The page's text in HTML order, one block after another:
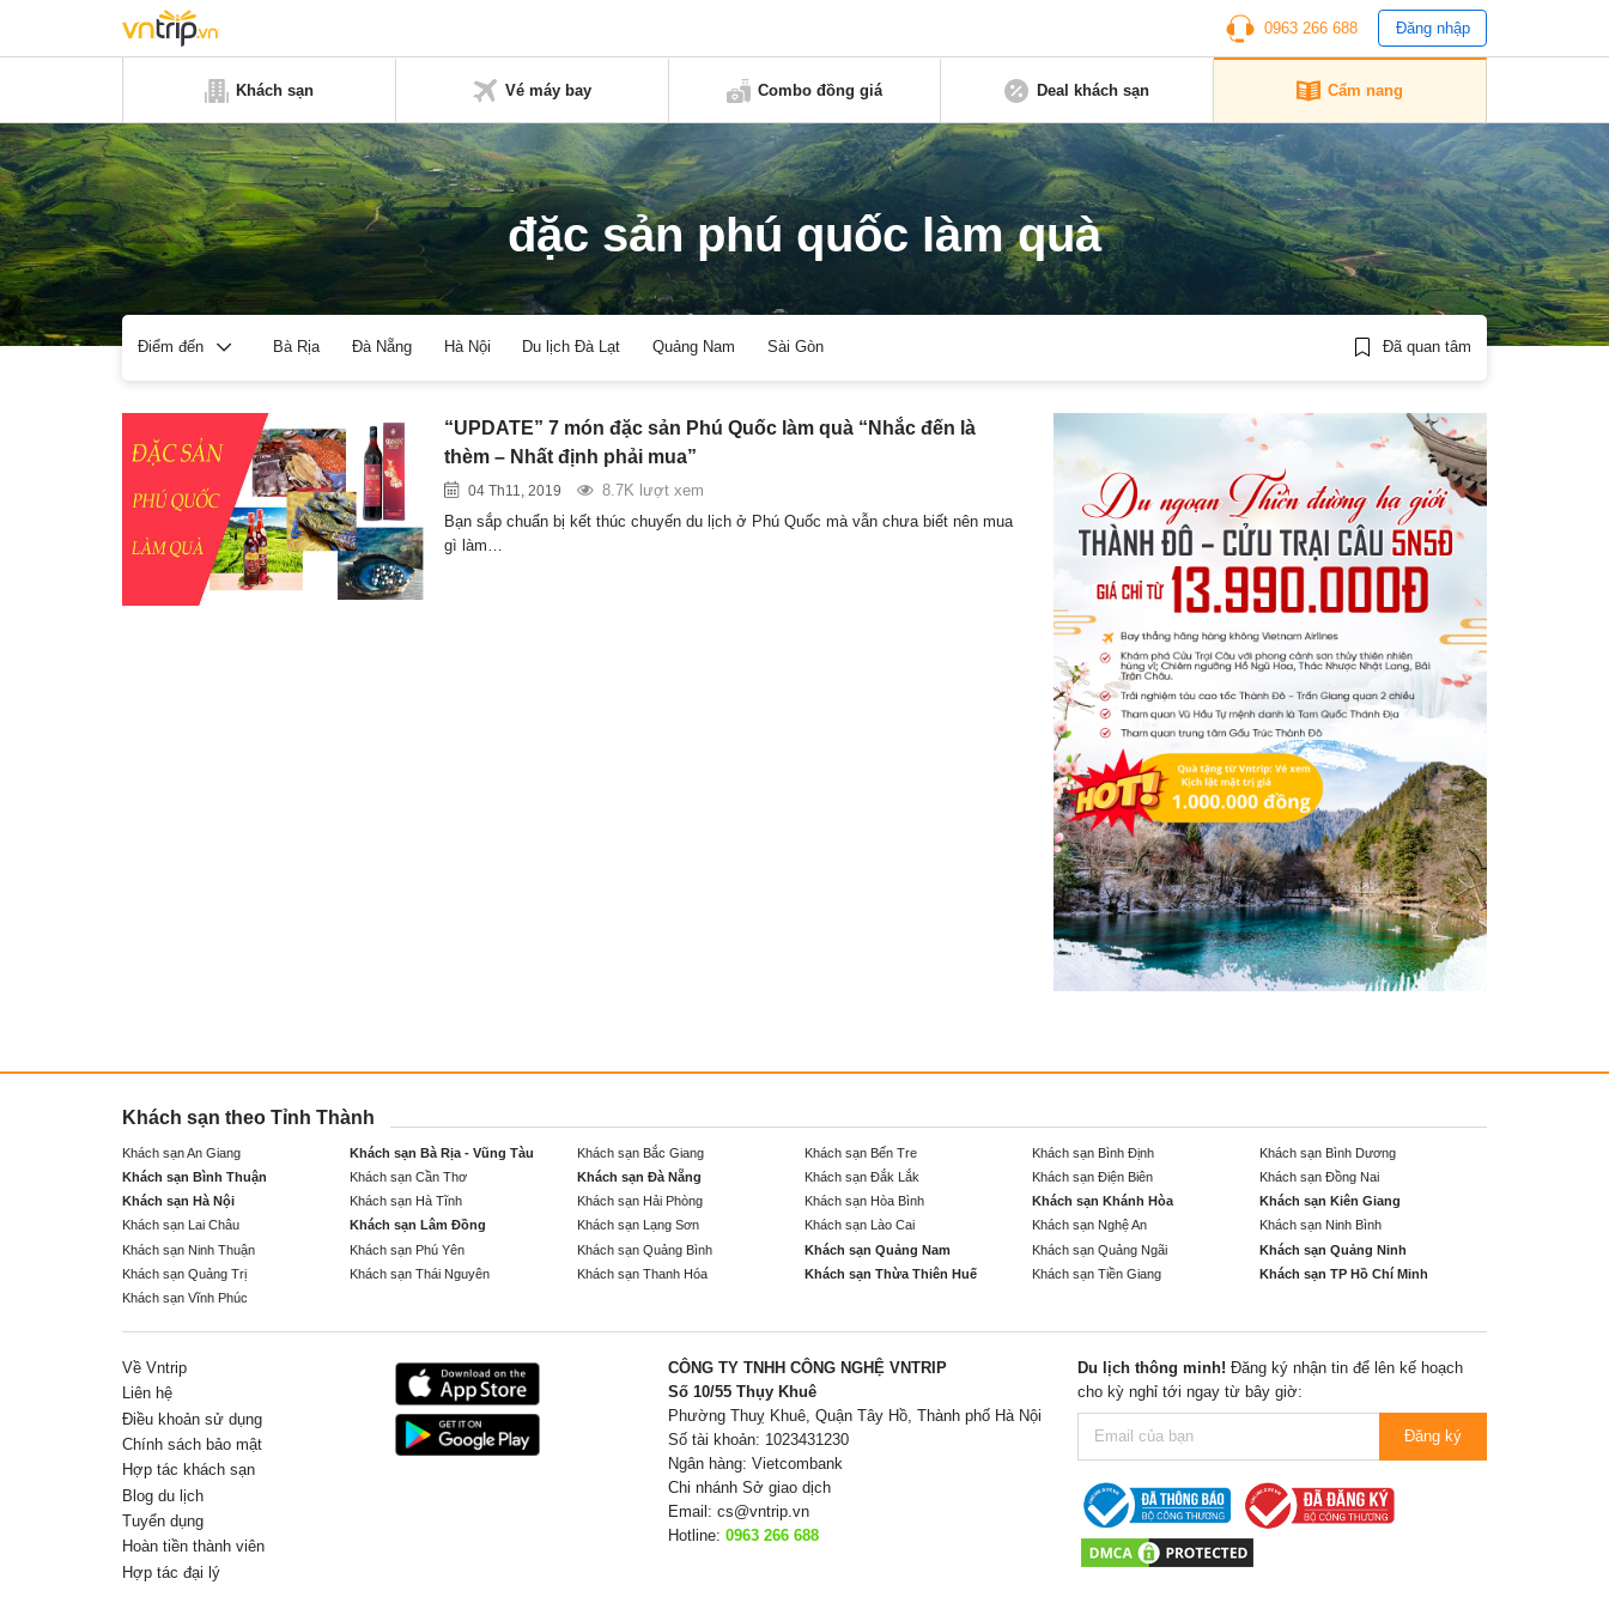
0963 266 688 Đăng nhập
Khách sạn Vé máy bay Combo đồng giá Deal khách sạn Cẩm nang
đặc sản phú quốc làm quà
Điểm đến Bà Rịa Đà Nẵng Hà Nội Du lịch Đà Lạt Quảng Nam Sài Gòn Đã quan tâm
“UPDATE” 7 món đặc sản Phú Quốc làm quà “Nhắc đến là
thèm – Nhất định phải mua”
04 Th11, 2019
8.7K lượt xem
Bạn sắp chuẩn bị kết thúc chuyến du lịch ở Phú Quốc mà vẫn chưa biết nên mua
gì làm…
Khách sạn theo Tỉnh Thành
Khách sạn An Giang Khách sạn Bà Rịa - Vũng Tàu Khách sạn Bắc Giang Khách sạn Bến Tre Khách sạn Bình Định
Khách sạn Bình Dương
Khách sạn Bình Thuận
Khách sạn Cần Thơ Khách sạn Đà Nẵng Khách sạn Đắk Lắk Khách sạn Điện Biên
Khách sạn Đồng Nai
Khách sạn Hà Nội
Khách sạn Hà Tĩnh Khách sạn Hải Phòng Khách sạn Hòa Bình Khách sạn Khánh Hòa
Khách sạn Kiên Giang
Khách sạn Lai Châu
Khách sạn Lâm Đồng Khách sạn Lạng Sơn Khách sạn Lào Cai Khách sạn Nghệ An
Khách sạn Ninh Bình
Khách sạn Ninh Thuận
Khách sạn Phú Yên Khách sạn Quảng Bình Khách sạn Quảng Nam Khách sạn Quảng Ngãi
Khách sạn Quảng Ninh
Khách sạn Quảng Trị
Khách sạn Thái Nguyên Khách sạn Thanh Hóa Khách sạn Thừa Thiên Huế Khách sạn Tiền Giang
Khách sạn TP Hồ Chí Minh
Khách sạn Vĩnh Phúc
Về Vntrip
Liên hệ
Điều khoản sử dụng
Chính sách bảo mật
Hợp tác khách sạn
Blog du lịch
Tuyển dụng
Hoàn tiền thành viên
Hợp tác đại lý
CÔNG TY TNHH CÔNG NGHỆ VNTRIP
Số 10/55 Thụy Khuê
Phường Thuỵ Khuê, Quận Tây Hồ, Thành phố Hà Nội
Số tài khoản: 1023431230
Ngân hàng: Vietcombank
Chi nhánh Sở giao dịch
Email: cs@vntrip.vn
Hotline: 0963 266 688
Du lịch thông minh! Đăng ký nhận tin để lên kế hoạch
cho kỳ nghỉ tới ngay từ bây giờ:
Đăng ký